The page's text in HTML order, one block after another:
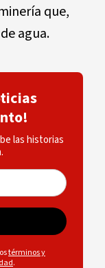
que,
agua.
las historias
términos y
.